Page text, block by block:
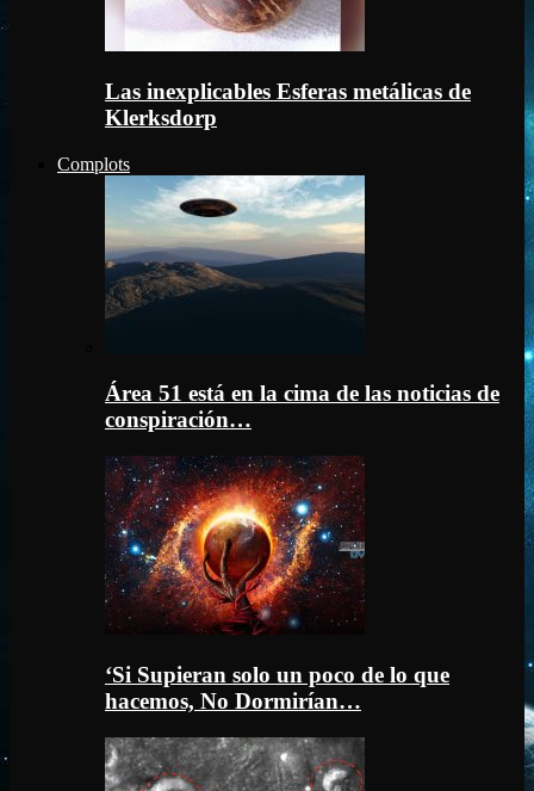
Las inexplicables Esferas metálicas de
Klerksdorp
Complots
Área 51 está en la cima de las noticias de
conspiración…
‘Si Supieran solo un poco de lo que
hacemos, No Dormirían…